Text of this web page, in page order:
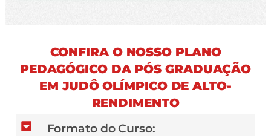
CONFIRA O NOSSO PLANO
PEDAGÓGICO DA PÓS GRADUAÇÃO
EM JUDÔ OLÍMPICO DE ALTO-
RENDIMENTO
Formato do Curso: